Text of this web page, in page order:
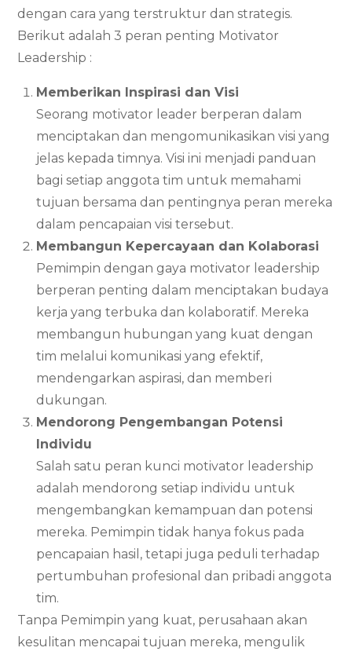
dengan cara yang terstruktur dan strategis.
Berikut adalah 3 peran penting Motivator
Leadership :
Memberikan Inspirasi dan Visi
Seorang motivator leader berperan dalam
menciptakan dan mengomunikasikan visi yang
jelas kepada timnya. Visi ini menjadi panduan
bagi setiap anggota tim untuk memahami
tujuan bersama dan pentingnya peran mereka
dalam pencapaian visi tersebut.
Membangun Kepercayaan dan Kolaborasi
Pemimpin dengan gaya motivator leadership
berperan penting dalam menciptakan budaya
kerja yang terbuka dan kolaboratif. Mereka
membangun hubungan yang kuat dengan
tim melalui komunikasi yang efektif,
mendengarkan aspirasi, dan memberi
dukungan.
Mendorong Pengembangan Potensi
Individu
Salah satu peran kunci motivator leadership
adalah mendorong setiap individu untuk
mengembangkan kemampuan dan potensi
mereka. Pemimpin tidak hanya fokus pada
pencapaian hasil, tetapi juga peduli terhadap
pertumbuhan profesional dan pribadi anggota
tim.
Tanpa Pemimpin yang kuat, perusahaan akan
kesulitan mencapai tujuan mereka, mengulik